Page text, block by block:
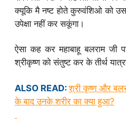
क्यूकि मै नष्ट होते कुरुवंशिओ को
उपेक्षा नहीं कर सकूंगा।
ऐसा कह कर महाबाहू बलराम जी
श्रीकृष्ण को संतुष्ट कर के तीर्थ
ALSO READ:श्री कृष्ण और
के बाद उनके शरीर का क्या हुआ?